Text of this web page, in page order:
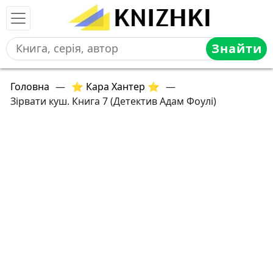
Знайти
Головна — ⭐ Кара Хантер ⭐ —
Зірвати куш. Книга 7 (Детектив Адам Фоулі)